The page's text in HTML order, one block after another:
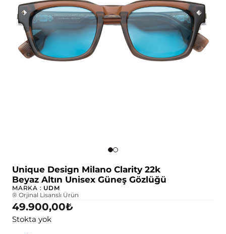
Unique Design Milano Clarity 22k
Beyaz Altın Unisex Güneş Gözlüğü
MARKA : UDM
® Orjinal Lisanslı Ürün
49.900,00₺
Stokta yok